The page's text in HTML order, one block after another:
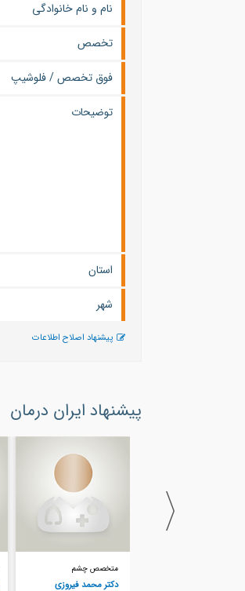
نام و نام خانوادگی
تخصص
فوق تخصص / فلوشیپ
توضیحات
استان
شهر
پیشنهاد اصلاح اطلاعات
پیشنهاد ایران درمان
متخصص چشم
دکتر مریم اردکانیان